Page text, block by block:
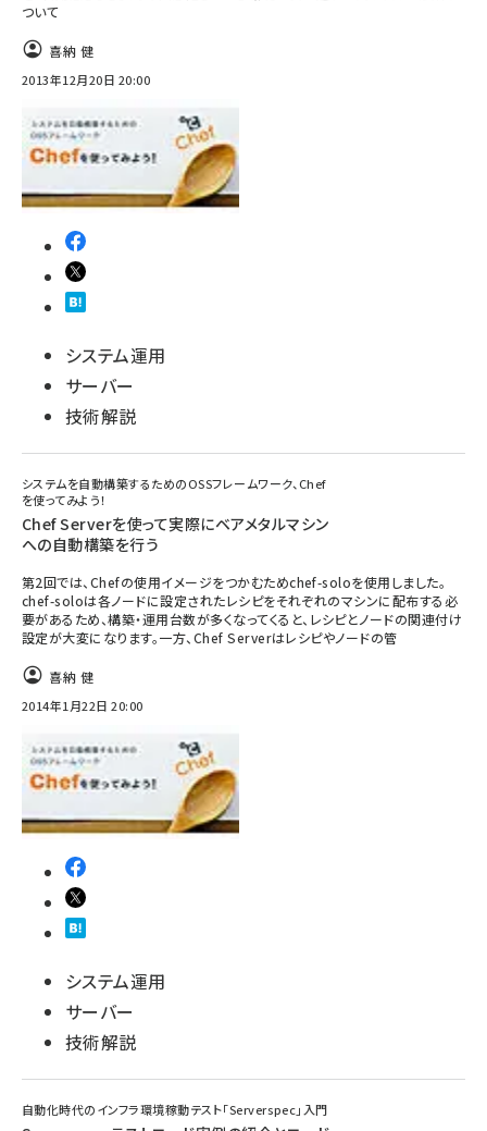
ついて
喜納 健
2013年12月20日 20:00
システム運用
サーバー
技術解説
システムを自動構築するためのOSSフレームワーク、Chef
を使ってみよう！
Chef Serverを使って実際にベアメタルマシン
への自動構築を行う
第2回では、Chefの使用イメージをつかむためchef-soloを使用しました。
chef-soloは各ノードに設定されたレシピをそれぞれのマシンに配布する必
要があるため、構築・運用台数が多くなってくると、レシピとノードの関連付け
設定が大変になります。一方、Chef Serverはレシピやノードの管
喜納 健
2014年1月22日 20:00
システム運用
サーバー
技術解説
自動化時代のインフラ環境稼動テスト「Serverspec」入門